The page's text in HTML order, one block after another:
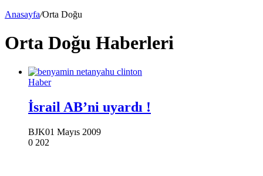
Anasayfa/Orta Doğu
Orta Doğu Haberleri
Haber
İsrail AB’ni uyardı !
BJK01 Mayıs 2009
0 202